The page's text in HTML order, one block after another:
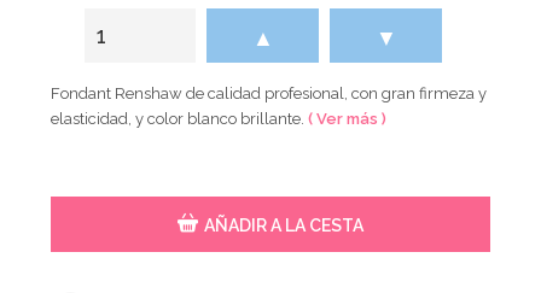
▲ ▼
Fondant Renshaw de calidad profesional, con gran firmeza y
elasticidad, y color blanco brillante.( Ver más )
AÑADIR A LA CESTA